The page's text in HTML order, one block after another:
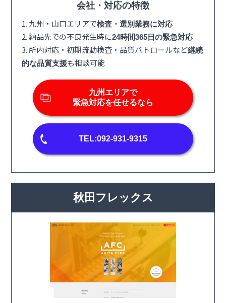
会社・対応の特徴
1. 九州・山口エリアで検査・選別業務に対応
2. 納品先での不良発生時に24時間365日の緊急対応
3. 所内対応・初期流動検査・品質パトロールなど継続
的な品質支援も相談可能
九州エリアで
緊急対応を任せるなら
TEL:092-931-9315
秋田フレックス